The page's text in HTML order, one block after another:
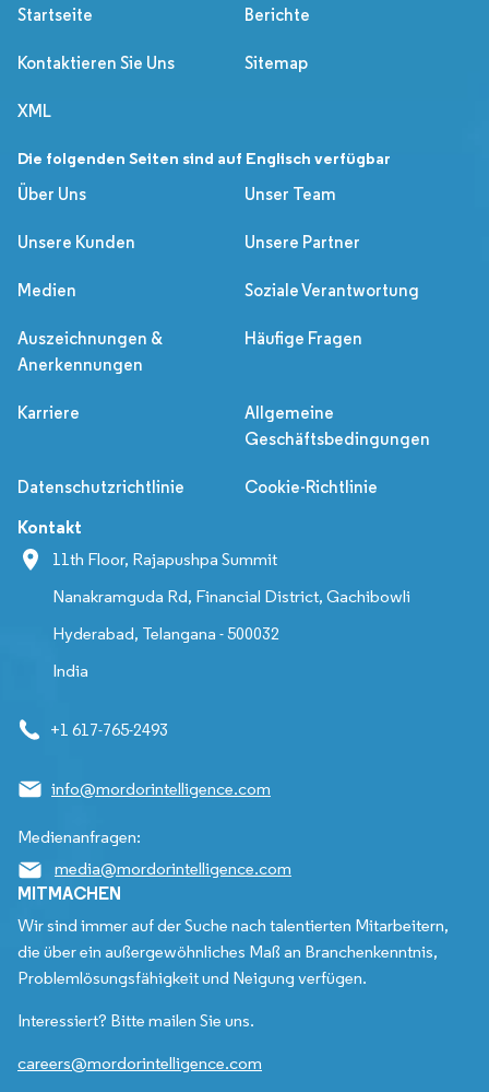
Startseite Berichte
Kontaktieren Sie Uns Sitemap
XML
Die folgenden Seiten sind auf Englisch verfügbar
Über Uns
Unser Team
Unsere Kunden Unsere Partner
Medien Soziale Verantwortung
Auszeichnungen &
Anerkennungen
Häufige Fragen
Karriere
Allgemeine
Geschäftsbedingungen
Datenschutzrichtlinie Cookie-Richtlinie
Kontakt
11th Floor, Rajapushpa Summit
Nanakramguda Rd, Financial District, Gachibowli
Hyderabad, Telangana - 500032
India
+1 617-765-2493
info@mordorintelligence.com
Medienanfragen:
media@mordorintelligence.com
MITMACHEN
Wir sind immer auf der Suche nach talentierten Mitarbeitern,
die über ein außergewöhnliches Maß an Branchenkenntnis,
Problemlösungsfähigkeit und Neigung verfügen.
Interessiert? Bitte mailen Sie uns.
careers@mordorintelligence.com